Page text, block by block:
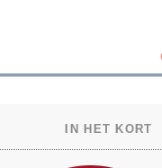
IN HET KORT